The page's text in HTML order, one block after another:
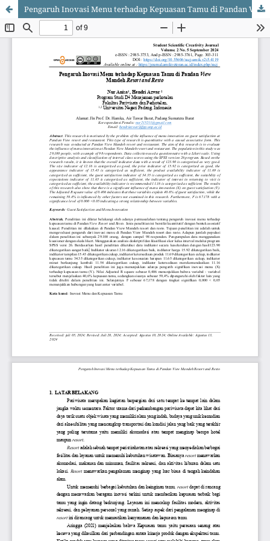
Pengaruh Inovasi Menu terhadap Kepuasan Tamu di Pandan View Mandeh Resort and Resto